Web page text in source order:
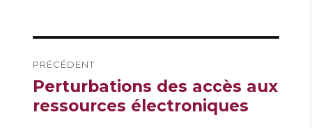
de
l’article
PRÉCÉDENT
Publication
Perturbations des accès aux
ressources électroniques